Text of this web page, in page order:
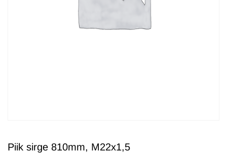
Piik sirge 810mm, M22x1,5